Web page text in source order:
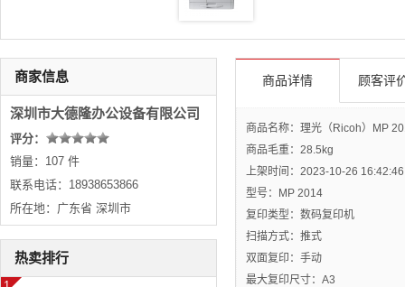
商品详情 顾客评
商品名称：理光（Ricoh）MP
商品毛重： 28.5kg
上架时间：2023-10-26 16:42:46
型号：MP 2014
复印类型：数码复印机
扫描方式：推式
双面复印：手动
最大复印尺寸：A3
商家信息
深圳市大德隆办公设备有限公司
评分：
销量：107 件
联系电话：18938653866
所在地：广东省 深圳市
热卖排行